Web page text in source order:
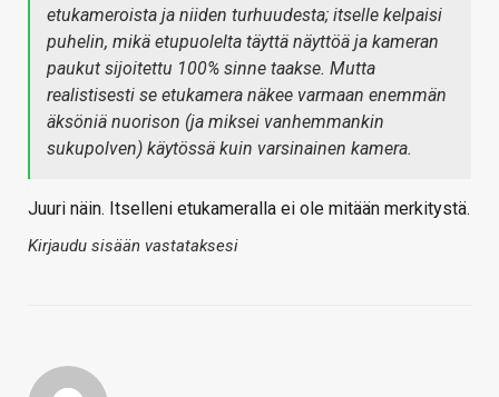
etukameroista ja niiden turhuudesta; itselle kelpaisi
puhelin, mikä etupuolelta täyttä näyttöä ja kameran
paukut sijoitettu 100% sinne taakse. Mutta
realistisesti se etukamera näkee varmaan enemmän
äksöniä nuorison (ja miksei vanhemmankin
sukupolven) käytössä kuin varsinainen kamera.
Juuri näin. Itselleni etukameralla ei ole mitään merkitystä.
Kirjaudu sisään vastataksesi